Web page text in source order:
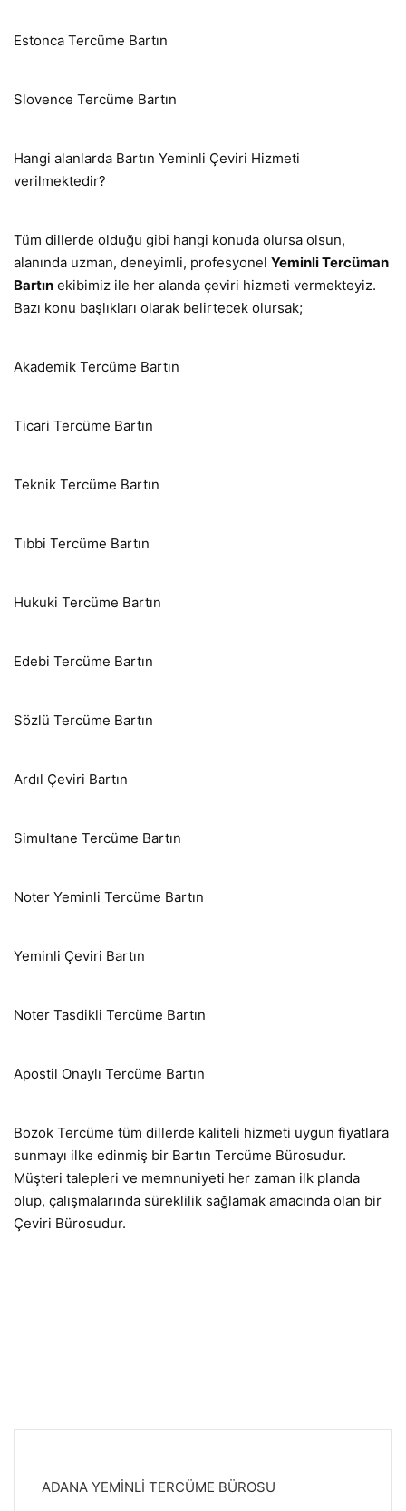
Estonca Tercüme Bartın
Slovence Tercüme Bartın
Hangi alanlarda Bartın Yeminli Çeviri Hizmeti
verilmektedir?
Tüm dillerde olduğu gibi hangi konuda olursa olsun,
alanında uzman, deneyimli, profesyonel Yeminli Tercüman
Bartın ekibimiz ile her alanda çeviri hizmeti vermekteyiz.
Bazı konu başlıkları olarak belirtecek olursak;
Akademik Tercüme Bartın
Ticari Tercüme Bartın
Teknik Tercüme Bartın
Tıbbi Tercüme Bartın
Hukuki Tercüme Bartın
Edebi Tercüme Bartın
Sözlü Tercüme Bartın
Ardıl Çeviri Bartın
Simultane Tercüme Bartın
Noter Yeminli Tercüme Bartın
Yeminli Çeviri Bartın
Noter Tasdikli Tercüme Bartın
Apostil Onaylı Tercüme Bartın
Bozok Tercüme tüm dillerde kaliteli hizmeti uygun fiyatlara
sunmayı ilke edinmiş bir Bartın Tercüme Bürosudur.
Müşteri talepleri ve memnuniyeti her zaman ilk planda
olup, çalışmalarında süreklilik sağlamak amacında olan bir
Çeviri Bürosudur.
ADANA YEMİNLİ TERCÜME BÜROSU